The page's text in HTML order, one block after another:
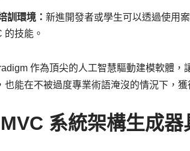
訓環境： 新進開發者或學生可以透過使用
的技能。
作為頂尖的人工智慧驅動建模軟體
也能在不被過度專業術語淹沒的情況下，獲
系統架構生成器